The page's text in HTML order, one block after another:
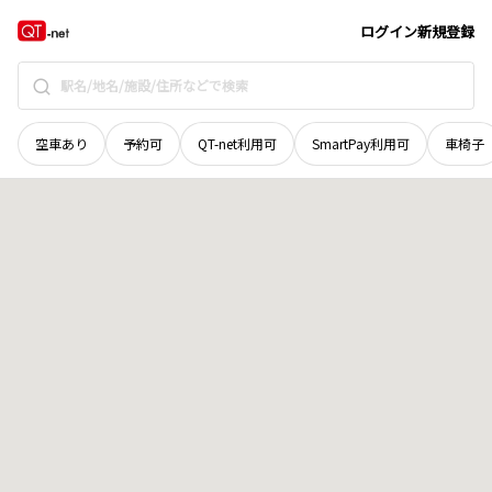
ログイン新規登録
空車あり 予約可 QT-net利用可 SmartPay利用可 車椅子
青森県